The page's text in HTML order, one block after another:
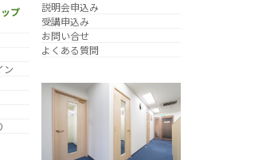
プ
ン
説明会申込み
受講申込み
お問い合せ
よくある質問